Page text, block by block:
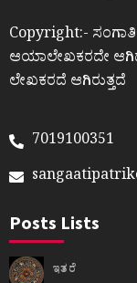
Copyright:-
ಆಯಾಲೇಖಕರದೇ
ಲೇಖಕರದೆ ಆಗಿರುತ್ತದೆ
7019100351
Posts Lists
ಇತರೆ